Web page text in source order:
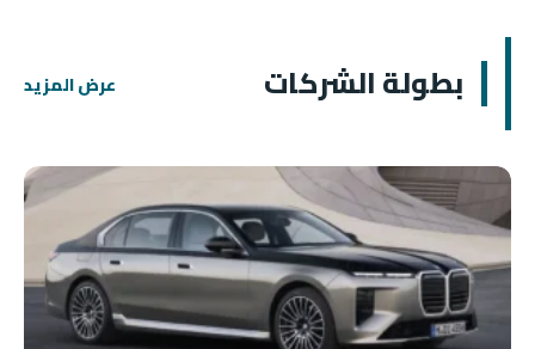
بطولة الشركات عرض المزيد